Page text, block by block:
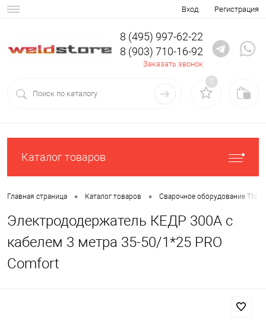
Вход Регистрация
8 (495) 997-62-22
8 (903) 710-16-92
Заказать звонок
0
Каталог товаров
Главная страница • Каталог товаров • Сварочное оборудование ТМ
Электрододержатель КЕДР 300А с
кабелем 3 метра 35-50/1*25 PRO
Comfort